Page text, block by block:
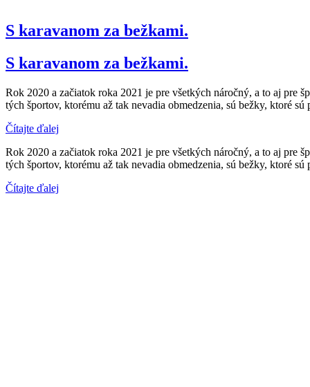
S karavanom za bežkami.
S karavanom za bežkami.
Rok 2020 a začiatok roka 2021 je pre všetkých náročný, a to aj pre
tých športov, ktorému až tak nevadia obmedzenia, sú bežky, ktoré
Čítajte ďalej
Rok 2020 a začiatok roka 2021 je pre všetkých náročný, a to aj pre
tých športov, ktorému až tak nevadia obmedzenia, sú bežky, ktoré
Čítajte ďalej